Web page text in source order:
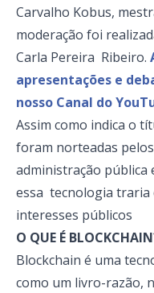
Carvalho Kobus,
moderação foi
Carla Pereira Ribeiro.
apresentações e
nosso Canal do
Assim como indica o
foram norteadas
administração pública
essa tecnologia traria
interesses públicos
O QUE É
Blockchain é uma
como um livro-razão,